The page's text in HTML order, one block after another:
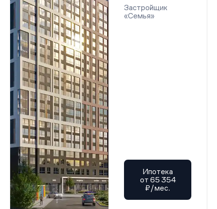
Застройщик
«Семья»
Ипотека
от 65 354
₽/мес.